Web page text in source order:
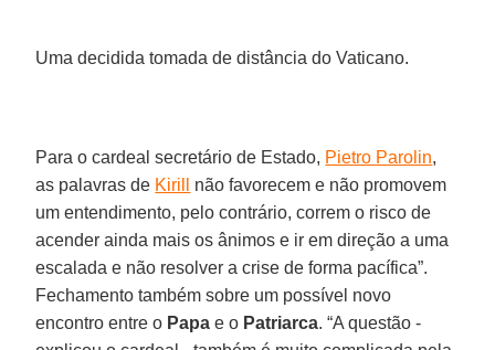
Uma decidida tomada de distância do Vaticano.
Para o cardeal secretário de Estado, Pietro Parolin,
as palavras de Kirill
não favorecem e não promovem
um entendimento, pelo contrário, correm o risco de
acender ainda mais os ânimos e ir em direção a uma
escalada e não resolver a crise de forma pacífica”.
Fechamento também sobre um possível novo
encontro entre o Papa e o Patriarca. “A questão -